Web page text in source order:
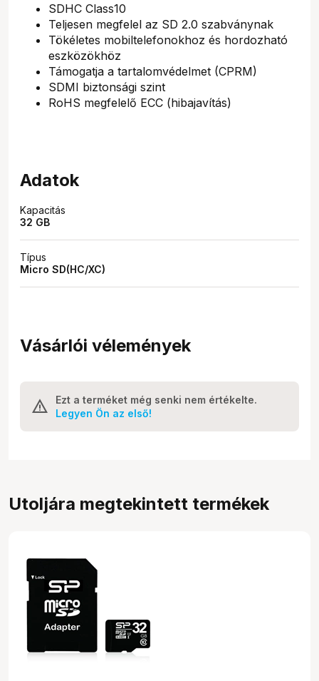
SDHC Class10
Teljesen megfelel az SD 2.0 szabványnak
Tökéletes mobiltelefonokhoz és hordozható
eszközökhöz
Támogatja a tartalomvédelmet (CPRM)
SDMI biztonsági szint
RoHS megfelelő ECC (hibajavítás)
Adatok
Kapacitás
32 GB
Típus
Micro SD(HC/XC)
Vásárlói vélemények
Ezt a terméket még senki nem értékelte.
Legyen Ön az első!
Utoljára megtekintett termékek